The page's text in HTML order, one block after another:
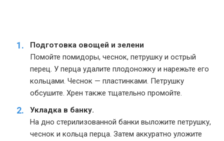
Подготовка овощей и зелени
Помойте помидоры, чеснок, петрушку и острый
перец. У перца удалите плодоножку и нарежьте его
кольцами. Чеснок — пластинками. Петрушку
обсушите. Хрен также тщательно промойте.
Укладка в банку.
На дно стерилизованной банки выложите петрушку,
чеснок и кольца перца. Затем аккуратно уложите